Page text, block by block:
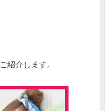
紹介します。